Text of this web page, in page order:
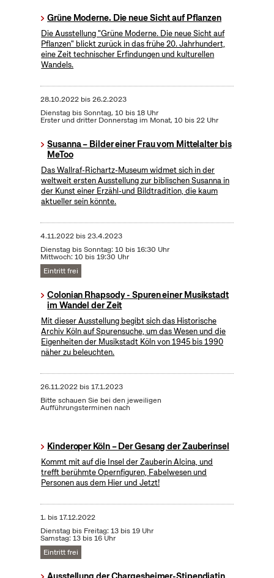
Grüne Moderne. Die neue Sicht auf Pflanzen
Die Ausstellung "Grüne Moderne. Die neue Sicht auf
Pflanzen" blickt zurück in das frühe 20. Jahrhundert,
eine Zeit technischer Erfindungen und kulturellen
Wandels.
28.10.2022bis26.2.2023
Dienstag bis Sonntag, 10 bis 18 Uhr
Erster und dritter Donnerstag im Monat, 10 bis 22 Uhr
Susanna – Bilder einer Frau vom Mittelalter bis
MeToo
Das Wallraf-Richartz-Museum widmet sich in der
weltweit ersten Ausstellung zur biblischen Susanna in
der Kunst einer Erzähl-und Bildtradition, die kaum
aktueller sein könnte.
4.11.2022bis23.4.2023
Dienstag bis Sonntag: 10 bis 16:30 Uhr
Mittwoch: 10 bis 19:30 Uhr
Eintritt frei
Colonian Rhapsody - Spuren einer Musikstadt
im Wandel der Zeit
Mit dieser Ausstellung begibt sich das Historische
Archiv Köln auf Spurensuche, um das Wesen und die
Eigenheiten der Musikstadt Köln von 1945 bis 1990
näher zu beleuchten.
26.11.2022bis17.1.2023
Bitte schauen Sie bei den jeweiligen
Aufführungsterminen nach
Kinderoper Köln – Der Gesang der Zauberinsel
Kommt mit auf die Insel der Zauberin Alcina, und
trefft berühmte Opernfiguren, Fabelwesen und
Personen aus dem Hier und Jetzt!
1. bis17.12.2022
Dienstag bis Freitag: 13 bis 19 Uhr
Samstag: 13 bis 16 Uhr
Eintritt frei